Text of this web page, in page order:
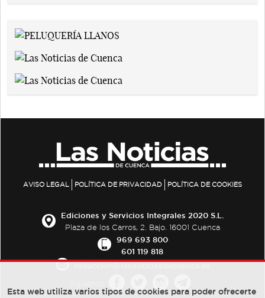
AVISO LEGAL POLÍTICA DE PRIVACIDAD POLÍTICA DE COOKIES
Ediciones y Servicios Integrales 2020 S.L.
Plaza de los Carros, 2. Bajo. 16001 Cuenca
969 693 800
601 119 818
Esta web utiliza varios tipos de cookies para poder ofrecerte